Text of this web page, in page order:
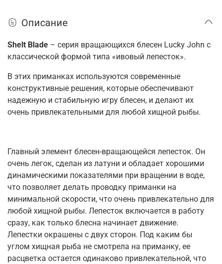
Описание
Shelt Blade – серия вращающихся блесен Lucky John с
классической формой типа «ивовый лепесток».
В этих приманках используются современные
конструктивные решения, которые обеспечивают
надежную и стабильную игру блесен, и делают их
очень привлекательными для любой хищной рыбы.
Главный элемент блесен-вращающейся лепесток. Он
очень легок, сделан из латуни и обладает хорошими
динамическими показателями при вращении в воде,
что позволяет делать проводку приманки на
минимальной скорости, что очень привлекательно для
любой хищной рыбы. Лепесток включается в работу
сразу, как только блесна начинает движение.
Лепестки окрашены с двух сторон. Под каким бы
углом хищная рыба не смотрела на приманку, ее
расцветка остается одинаково привлекательной, что